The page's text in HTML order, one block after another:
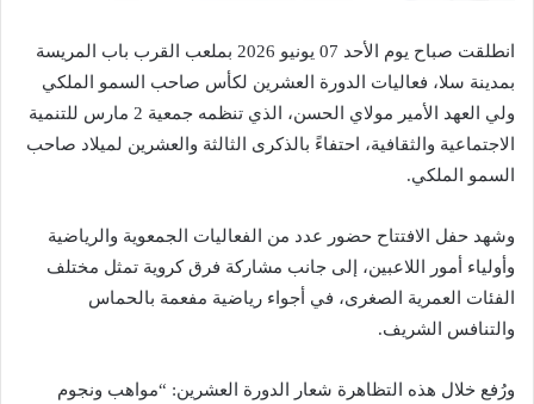
انطلقت صباح يوم الأحد 07 يونيو 2026 بملعب القرب باب المريسة
بمدينة سلا، فعاليات الدورة العشرين لكأس صاحب السمو الملكي
ولي العهد الأمير مولاي الحسن، الذي تنظمه جمعية 2 مارس للتنمية
الاجتماعية والثقافية، احتفاءً بالذكرى الثالثة والعشرين لميلاد صاحب
السمو الملكي.
وشهد حفل الافتتاح حضور عدد من الفعاليات الجمعوية والرياضية
وأولياء أمور اللاعبين، إلى جانب مشاركة فرق كروية تمثل مختلف
الفئات العمرية الصغرى، في أجواء رياضية مفعمة بالحماس
والتنافس الشريف.
ورُفع خلال هذه التظاهرة شعار الدورة العشرين: “مواهب ونجوم